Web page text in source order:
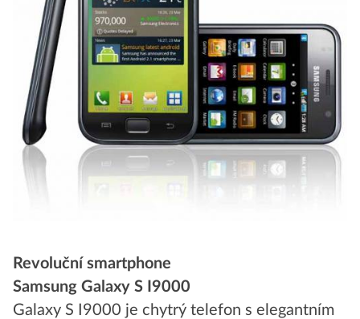
Revoluční smartphone
Samsung Galaxy S I9000
Galaxy S I9000 je chytrý telefon s elegantním